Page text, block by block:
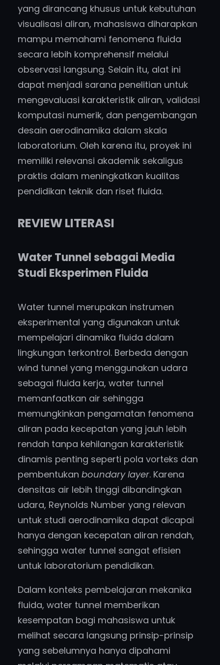
yang dirancang khusus untuk kebutuhan
visualisasi aliran, mahasiswa diharapkan
mampu memahami fenomena fluida
secara lebih komprehensif melalui
observasi langsung. Selain itu, alat ini
dapat menjadi sarana penelitian untuk
mengevaluasi karakteristik aliran, validasi
komputasi numerik, dan pengembangan
desain aerodinamika dalam skala
laboratorium. Oleh karena itu, proyek ini
memiliki relevansi akademik sekaligus
praktis dalam meningkatkan kualitas
pendidikan teknik dan riset fluida.
REVIEW LITERASI
Water Tunnel sebagai Media
Studi Eksperimen Fluida
Water tunnel merupakan instrumen
eksperimental yang digunakan untuk
mempelajari dinamika fluida dalam
lingkungan terkontrol. Berbeda dengan
wind tunnel yang menggunakan udara
sebagai fluida kerja, water tunnel
memanfaatkan air sehingga
memungkinkan pengamatan fenomena
aliran pada kecepatan yang jauh lebih
rendah tanpa kehilangan karakteristik
dinamis penting seperti pola vorteks dan
pembentukan boundary layer. Karena
densitas air lebih tinggi dibandingkan
udara, Reynolds Number yang relevan
untuk studi aerodinamika dapat dicapai
hanya dengan kecepatan aliran rendah,
sehingga water tunnel sangat efisien
untuk laboratorium pendidikan.
Dalam konteks pembelajaran mekanika
fluida, water tunnel memberikan
kesempatan bagi mahasiswa untuk
melihat secara langsung prinsip-prinsip
yang sebelumnya hanya dipahami